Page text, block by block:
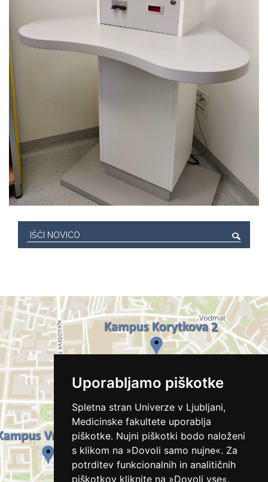
Uporabljamo piškotke
Spletna stran Univerze v Ljubljani,
Medicinske fakultete uporablja
piškotke. Nujni piškotki bodo naloženi
s klikom na »Dovoli samo nujne«. Za
potrditev funkcionalnih in analitičnih
piškotkov kliknite na »Dovoli vse«.